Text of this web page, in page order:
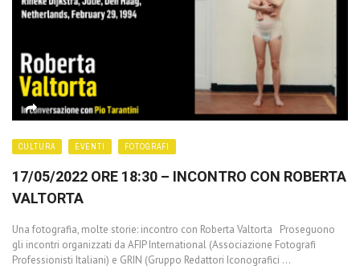
CULTURA EVENTI FOTOGRAFI
17/05/2022 ORE 18:30 – INCONTRO CON ROBERTA
VALTORTA
Una fotografia, molte storie: incontro con Roberta Valtorta Proseguono
gli incontri organizzati da AFIP International (Associazione Fotografi
Professionisti Italiani) e GRIN (Gruppo Redattori Iconografici ...